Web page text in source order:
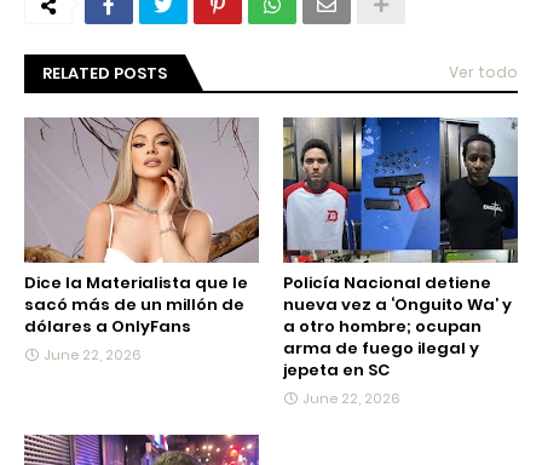
RELATED POSTS Ver todo
Dice la Materialista que le
sacó más de un millón de
dólares a OnlyFans
June 22, 2026
Policía Nacional detiene
nueva vez a ‘Onguito Wa’ y
a otro hombre; ocupan
arma de fuego ilegal y
jepeta en SC
June 22, 2026